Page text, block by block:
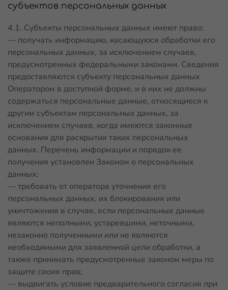
субъектов персональных данных
4.1. Субъекты персональных данных имеют право:
— получать информацию, касающуюся обработки его
персональных данных, за исключением случаев,
предусмотренных федеральными законами. Сведения
предоставляются субъекту персональных данных
Оператором в доступной форме, и в них не должны
содержаться персональные данные, относящиеся к
другим субъектам персональных данных, за
исключением случаев, когда имеются законные
основания для раскрытия таких персональных
данных. Перечень информации и порядок ее
получения установлен Законом о персональных
данных;
— требовать от оператора уточнения его
персональных данных, их блокирования или
уничтожения в случае, если персональные данные
являются неполными, устаревшими, неточными,
незаконно полученными или не являются
необходимыми для заявленной цели обработки, а
также принимать предусмотренные законом меры по
защите своих прав;
— выдвигать условие предварительного согласия при